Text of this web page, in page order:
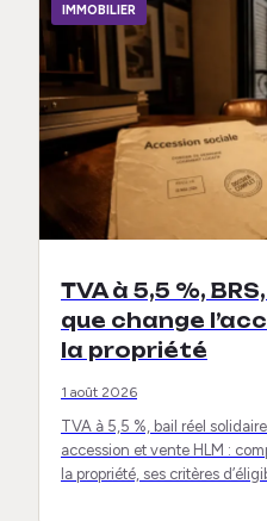
IMMOBILIER
TVA à 5,5 %,
que change
la propriété
1 août 2026
TVA à 5,5 %, bail réel
accession et vente HLM :
la propriété, ses critères